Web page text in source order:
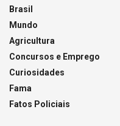
Brasil
Mundo
Agricultura
Concursos e Emprego
Curiosidades
Fama
Fatos Policiais